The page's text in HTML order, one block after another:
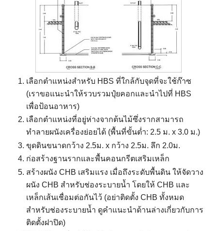
เลือกตำแหน่งสำหรับ HBS ที่ใกล้กับจุดที่จะใช้ก๊าซ
(เราขอแนะนำให้รวบรวมปุ๋ยคอกและนำไปที่ HBS
เพื่อป้อนอาหาร)
เลือกตำแหน่งที่อยู่ห่างจากต้นไม้ซึ่งรากสามารถ
ทำลายผนังเครื่องย่อยได้ (พื้นที่ขั้นต่ำ: 2.5 ม. x 3.0 ม.)
ขุดดินขนาดกว้าง 2.5ม. x กว้าง 2.5ม. ลึก 2.0ม.
ก่อสร้างฐานรากและพื้นคอนกรีตเสริมเหล็ก
สร้างผนัง CHB เสริมแรง เมื่อถึงระดับพื้นดิน ให้จัดวาง
ผนัง CHB สำหรับช่องระบายน้ำ โดยให้ CHB และ
เหล็กเส้นเชื่อมต่อกันไว้ (อย่าติดตั้ง CHB ทั้งหมด
สำหรับช่องระบายน้ำ ดูคำแนะนำด้านล่างเกี่ยวกับการ
ติดตั้งฝาปิด)